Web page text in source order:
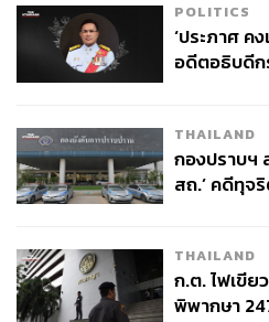
POLITICS
‘ประภาศ ค
อดีตอธิบดีก
THAILAND
กองปราบฯ
สถ.’ คดีทุจ
THAILAND
ก.ต. ไฟเขี
พิพากษา